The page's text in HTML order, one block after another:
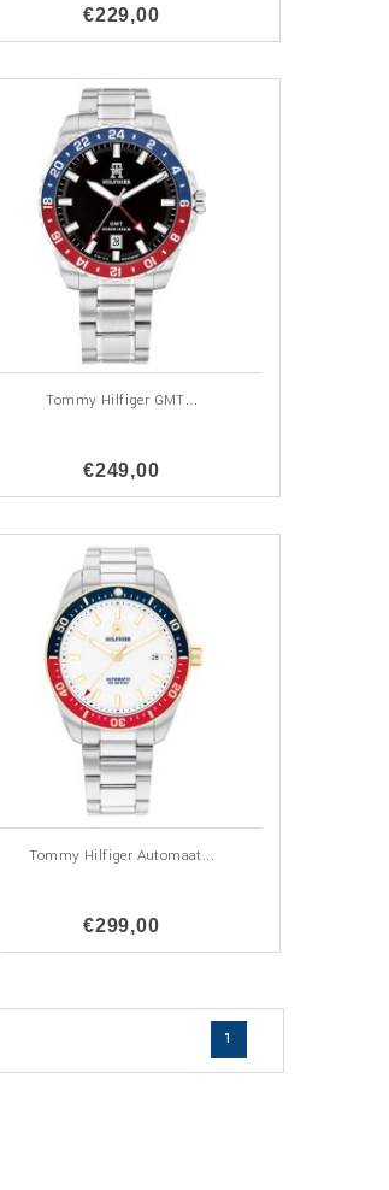
€229,00
Tommy Hilfiger GMT...
€249,00
Tommy Hilfiger Automaat...
€299,00
1